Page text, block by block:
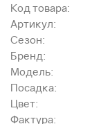
Код товара:
Артикул:
Сезон:
Бренд:
Модель:
Посадка:
Цвет:
Фактура: